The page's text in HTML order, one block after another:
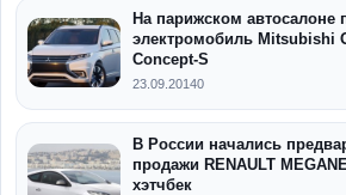
На парижском автосалоне
электромобиль Mitsubishi
Concept-S
23.09.20140
В России начались
продажи RENAULT
хэтчбек